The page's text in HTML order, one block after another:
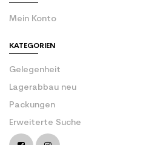
Mein Konto
KATEGORIEN
Gelegenheit
Lagerabbau neu
Packungen
Erweiterte Suche